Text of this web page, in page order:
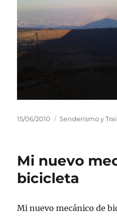
Publicado
15/06/2010 Categorías
Senderismo y
Mi nuevo
bicicleta
Mi nuevo mecánico de